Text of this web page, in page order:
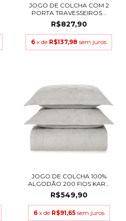
JOGO DE COLCHA COM 2
PORTA TRAVESSEIROS...
R$827,90
6 x de R$137,98 sem juros
JOGO DE COLCHA 100%
ALGODÃO 200 FIOS KAR...
R$549,90
6 x de R$91,65 sem juros